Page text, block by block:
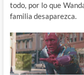
todo, por lo que
familia desaparezca.